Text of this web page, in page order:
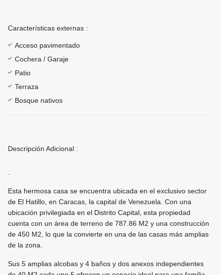
Características externas :
Acceso pavimentado
Cochera / Garaje
Patio
Terraza
Bosque nativos
Descripción Adicional :
Esta hermosa casa se encuentra ubicada en el exclusivo sector
de El Hatillo, en Caracas, la capital de Venezuela. Con una
ubicación privilegiada en el Distrito Capital, esta propiedad
cuenta con un área de terreno de 787.86 M2 y una construcción
de 450 M2, lo que la convierte en una de las casas más amplias
de la zona.
Sus 5 amplias alcobas y 4 baños y dos anexos independientes